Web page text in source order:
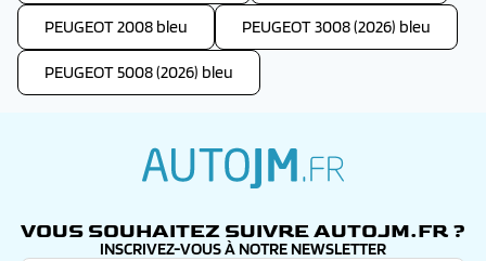
PEUGEOT 2008 bleu PEUGEOT 3008 (2026) bleu
PEUGEOT 5008 (2026) bleu
VOUS SOUHAITEZ SUIVRE AUTOJM.FR ?
INSCRIVEZ-VOUS À NOTRE NEWSLETTER